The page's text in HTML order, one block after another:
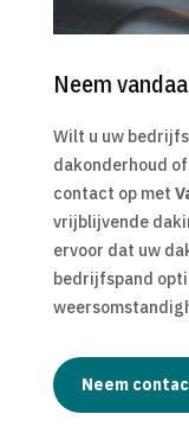
Neem
Wilt u uw
dakonderhoud
contact op met
vrijblijvende
ervoor dat uw
bedrijfspand
Neem